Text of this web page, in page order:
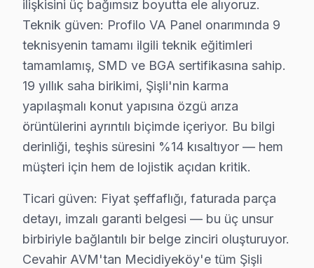
Harbiye'de Profilo TV Servisi
Harbiye Mahallesi, merkezi bir konumda bulunması
İnönü'de Profilo TV Servisi
İnönü Mahallesi, farklı sosyal olanakları ile dikkat
İzzet Paşa'da Profilo TV Servisi
İzzet Paşa Mahallesi, tarihi dokusu ve sakin yapısı
Kaptanpaşa'da Profilo TV Servisi
Kaptanpaşa Mahallesi, birbiriyle bağlantılı yolları ve
Kuştepe'de Profilo TV Servisi
ilişkisini üç bağımsız boyutta ele alıyoruz.
Teknik güven: Profilo VA Panel onarımında 9
teknisyenin tamamı ilgili teknik eğitimleri
tamamlamış, SMD ve BGA sertifikasına sahip.
19 yıllık saha birikimi, Şişli'nin karma
yapılaşmalı konut yapısına özgü arıza
örüntülerini ayrıntılı biçimde içeriyor. Bu bilgi
derinliği, teşhis süresini %14 kısaltıyor — hem
müşteri için hem de lojistik açıdan kritik.
Ticari güven: Fiyat şeffaflığı, faturada parça
detayı, imzalı garanti belgesi — bu üç unsur
birbiriyle bağlantılı bir belge zinciri oluşturuyor.
Cevahir AVM'tan Mecidiyeköy'e tüm Şişli